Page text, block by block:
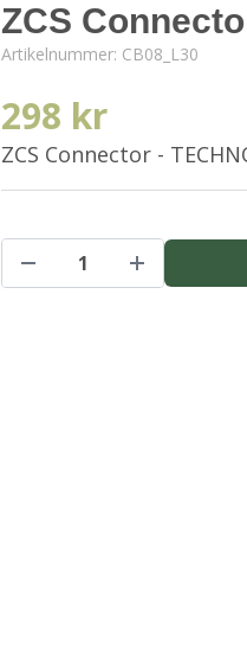
ZCS
Artikelnummer: CB08_L30
298 kr
ZCS Connector -